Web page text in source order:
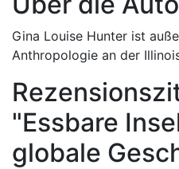
Gina Louise Hunter ist
Anthropologie an der
"Essbare
globale